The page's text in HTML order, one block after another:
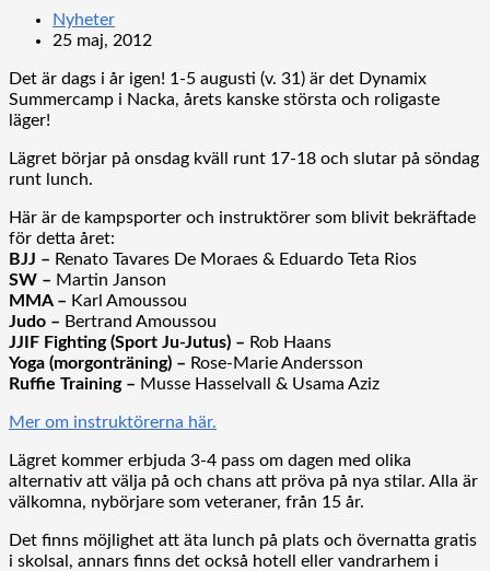
Nyheter
25 maj, 2012
Det är dags i år igen! 1-5 augusti (v. 31) är det Dynamix
Summercamp i Nacka, årets kanske största och roligaste
läger!
Lägret börjar på onsdag kväll runt 17-18 och slutar på söndag
runt lunch.
Här är de kampsporter och instruktörer som blivit bekräftade
för detta året:
BJJ – Renato Tavares De Moraes & Eduardo Teta Rios
SW – Martin Janson
MMA – Karl Amoussou
Judo – Bertrand Amoussou
JJIF Fighting (Sport Ju-Jutus) – Rob Haans
Yoga (morgonträning) – Rose-Marie Andersson
Ruffie Training – Musse Hasselvall & Usama Aziz
Mer om instruktörerna här.
Lägret kommer erbjuda 3-4 pass om dagen med olika
alternativ att välja på och chans att pröva på nya stilar. Alla är
välkomna, nybörjare som veteraner, från 15 år.
Det finns möjlighet att äta lunch på plats och övernatta gratis
i skolsal, annars finns det också hotell eller vandrarhem i